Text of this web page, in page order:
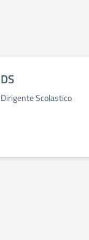
DS
Dirigente Scolastico